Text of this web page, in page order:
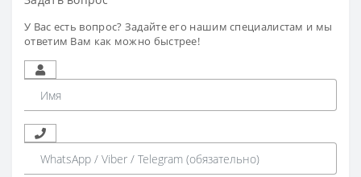
У Вас есть вопрос? Задайте его нашим специалистам и мы
ответим Вам как можно быстрее!